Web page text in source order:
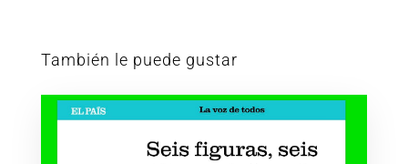
También le puede gustar